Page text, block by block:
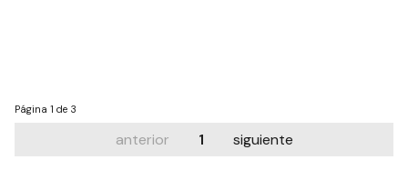
Página 1 de 3
anterior 1 siguiente